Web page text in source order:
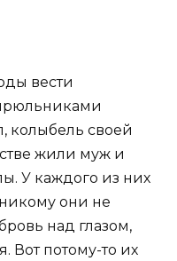
вести
колыбель своей
жили муж и
У каждого из них
они не
над глазом,
Вот потому-то их